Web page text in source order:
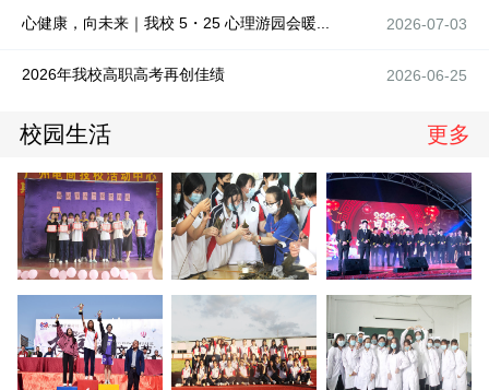
心健康，向未来｜我校 5・25 心理游园会暖... 2026-07-03
2026年我校高职高考再创佳绩 2026-06-25
校园生活 更多